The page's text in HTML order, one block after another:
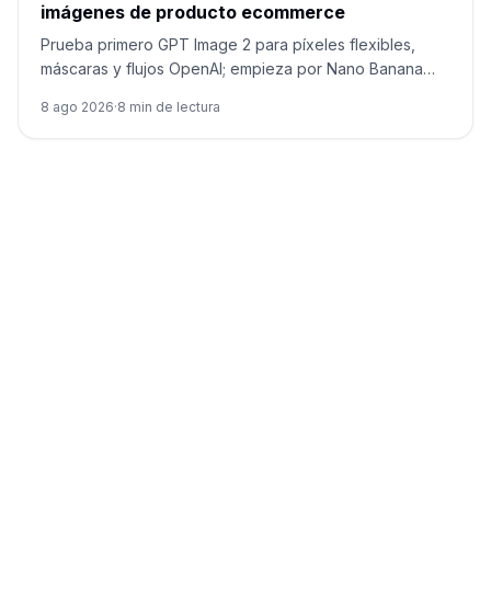
imágenes de producto ecommerce
Prueba primero GPT Image 2 para píxeles flexibles,
máscaras y flujos OpenAI; empieza por Nano Banana
Compara ambos cuando el envase, el texto localizado o
8 ago 2026·8 min de lectura